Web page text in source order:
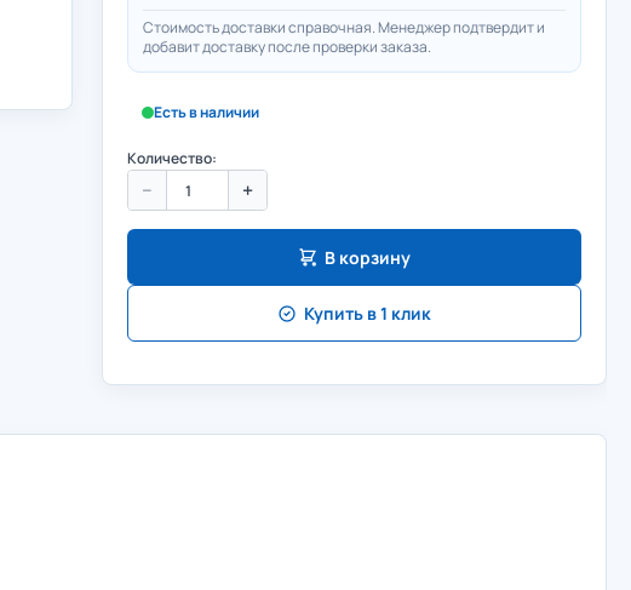
Стоимость доставки справочная. Менеджер подтвердит и
добавит доставку после проверки заказа.
Есть в наличии
Количество:
− +
В корзину
Купить в 1 клик